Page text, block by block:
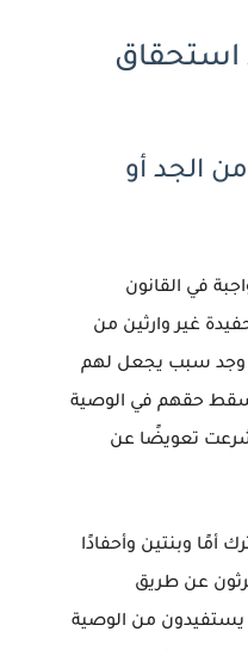
الجد أو
في القانون
غير وارثين من
وجد سبب يجعل لهم
سقط حقهم في الوصية
شرعت تعويضًا عن
وبنتين وأحفادًا
عن طريق
يستفيدون من الوصية